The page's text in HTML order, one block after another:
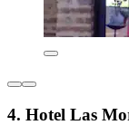
4. Hotel Las